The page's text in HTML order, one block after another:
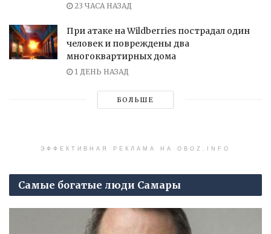
23 ЧАСА НАЗАД
При атаке на Wildberries пострадал один
человек и повреждены два
многоквартирных дома
1 ДЕНЬ НАЗАД
БОЛЬШЕ
ЭФФЕКТИВНАЯ РЕКЛАМА НА OBOZ.INFO
Самые богатые люди Самары